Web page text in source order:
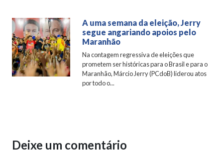
A uma semana da eleição, Jerry
segue angariando apoios pelo
Maranhão
Na contagem regressiva de eleições que
prometem ser históricas para o Brasil e para o
Maranhão, Márcio Jerry (PCdoB) liderou atos
por todo o...
Deixe um comentário